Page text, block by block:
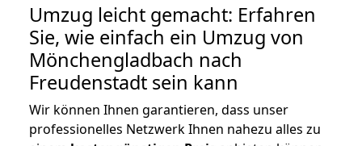
Umzug leicht gemacht: Erfahren
Sie, wie einfach ein Umzug von
Mönchengladbach nach
Freudenstadt sein kann
Wir können Ihnen garantieren, dass unser
professionelles Netzwerk Ihnen nahezu alles zu